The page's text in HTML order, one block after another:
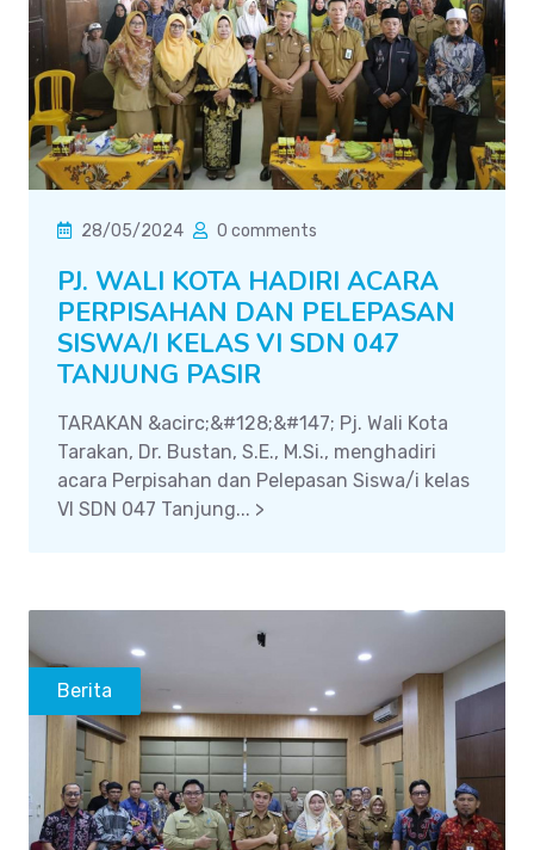
28/05/2024 0 comments
PJ. WALI KOTA HADIRI ACARA
PERPISAHAN DAN PELEPASAN
SISWA/I KELAS VI SDN 047
TANJUNG PASIR
TARAKAN &acirc;&#128;&#147; Pj. Wali Kota
Tarakan, Dr. Bustan, S.E., M.Si., menghadiri
acara Perpisahan dan Pelepasan Siswa/i kelas
VI SDN 047 Tanjung... >
Berita